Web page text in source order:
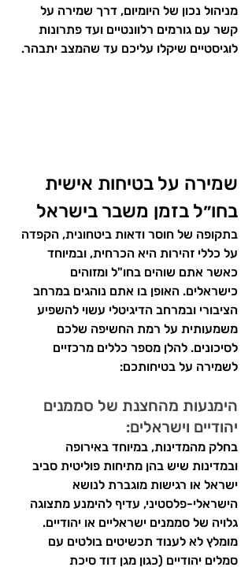
מניהול נכון של היומיום, דרך שמירה על
קשר עם גורמים רלוונטיים ועד פתרונות
לוגיסטיים שיקלו עליכם עד שהמצב יתבהר.
שמירה על בטיחות אישית
בחו״ל בזמן משבר בישראל
בתקופה של חוסר ודאות ביטחונית, הקפדה
על כללי זהירות היא הכרחית, ובמיוחד
כאשר אתם שוהים בחו"ל ומזוהים
כישראלים. האופן בו אתם נוהגים במרחב
הציבורי ובמרחב הדיגיטלי עשוי להשפיע
משמעותית על רמת החשיפה שלכם
לסיכונים. להלן מספר כללים מרכזיים
לשמירה על בטיחותכם:
הימנעות מהחצנת של סממנים
יהודיים וישראלים:
בחלק מהמדינות, במיוחד באירופה
ובמדינות שיש בהן מתיחות פוליטית סביב
ישראל או רגישות מוגברת לנושא
הישראלי-פלסטיני, עדיף להימנע מתצוגה
גלויה של סממנים ישראליים או יהודיים.
מומלץ לא לענוד תכשיטים בולטים עם
סמלים יהודיים (כגון מגן דוד סיכת